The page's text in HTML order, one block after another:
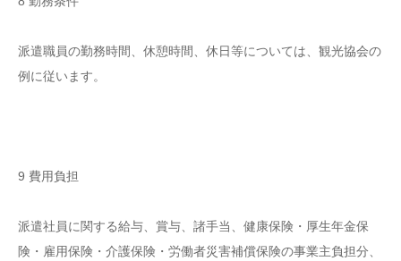
派遣職員の勤務時間、休憩時間、休日等については、観光協会の
例に従います。
9 費用負担
派遣社員に関する給与、賞与、諸手当、健康保険・厚生年金保
険・雇用保険・介護保険・労働者災害補償保険の事業主負担分、